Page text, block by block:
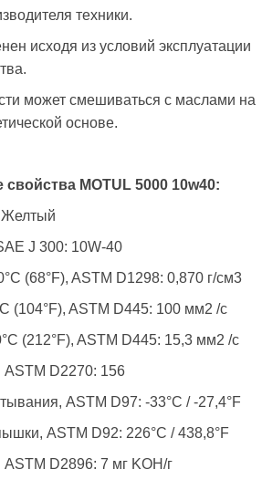
техники.
исходя из условий эксплуатации
может смешиваться с маслами на
основе.
MOTUL 5000 10w40:
Желтый
J 300: 10W-40
(68°F), ASTM D1298: 0,870 г/см3
(104°F), ASTM D445: 100 мм2 /с
(212°F), ASTM D445: 15,3 мм2 /с
ASTM D2270: 156
ASTM D97: -33°C / -27,4°F
ASTM D92: 226°C / 438,8°F
D2896: 7 мг KOH/г